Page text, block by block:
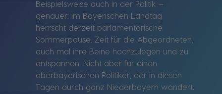
Beispielsweise auch in der Politik –
genauer: im Bayerischen Landtag
herrscht derzeit parlamentarische
Sommerpause. Zeit für die Abgeordneten,
auch mal ihre Beine hochzulegen und zu
entspannen. Nicht aber für einen
oberbayerischen Politiker, der in diesen
Tagen durch ganz Niederbayern wandert.